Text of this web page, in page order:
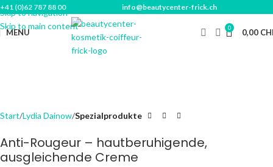
Skip to navigation
Skip to main content
+41 (0)62 787 88 00 info@beautycenter-frick.ch
MENU 0 0,00
Start Lydia Dainow Spezialprodukte
Anti-Rougeur – hautberuhigende,
ausgleichende Creme